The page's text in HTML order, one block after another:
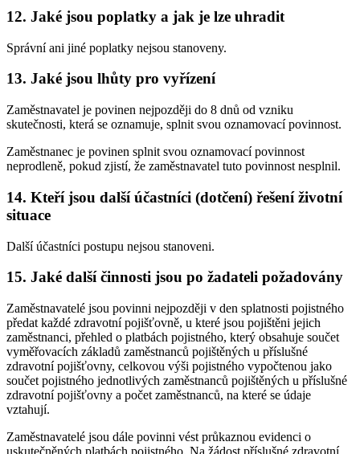
12. Jaké jsou poplatky a jak je lze uhradit
Správní ani jiné poplatky nejsou stanoveny.
13. Jaké jsou lhůty pro vyřízení
Zaměstnavatel je povinen nejpozději do 8 dnů od vzniku
skutečnosti, která se oznamuje, splnit svou oznamovací povinnost.
Zaměstnanec je povinen splnit svou oznamovací povinnost
neprodleně, pokud zjistí, že zaměstnavatel tuto povinnost nesplnil.
14. Kteří jsou další účastníci (dotčení) řešení životní
situace
Další účastníci postupu nejsou stanoveni.
15. Jaké další činnosti jsou po žadateli požadovány
Zaměstnavatelé jsou povinni nejpozději v den splatnosti pojistného
předat každé zdravotní pojišťovně, u které jsou pojištěni jejich
zaměstnanci, přehled o platbách pojistného, který obsahuje součet
vyměřovacích základů zaměstnanců pojištěných u příslušné
zdravotní pojišťovny, celkovou výši pojistného vypočtenou jako
součet pojistného jednotlivých zaměstnanců pojištěných u příslušné
zdravotní pojišťovny a počet zaměstnanců, na které se údaje
vztahují.
Zaměstnavatelé jsou dále povinni vést průkaznou evidenci o
uskutečněných platbách pojistného. Na žádost příslušné zdravotní